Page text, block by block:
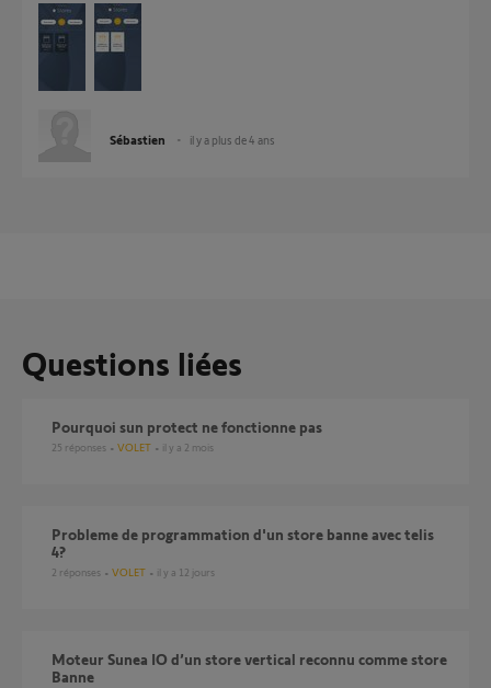
Sébastien il y a plus de 4 ans
Questions liées
pourquoi sun protect ne fonctionne pas
25 réponses VOLET il y a 2 mois
probleme de programmation d'un store banne avec telis
4?
2 réponses VOLET il y a 12 jours
Moteur Sunea IO d’un store vertical reconnu comme store
Banne